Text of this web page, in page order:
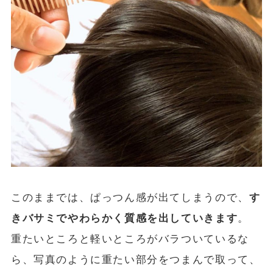
このままでは、ぱっつん感が出てしまうので、 す
きバサミでやわらかく質感を出していきます。
重たいところと軽いところがバラついているな
ら、写真のように重たい部分をつまんで取って、